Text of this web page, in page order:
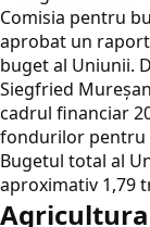
Comisia pentru
aprobat un
buget al Uniunii.
Siegfried
cadrul financiar
fondurilor pentru
Bugetul total al
aproximativ 1,79
Agricultura